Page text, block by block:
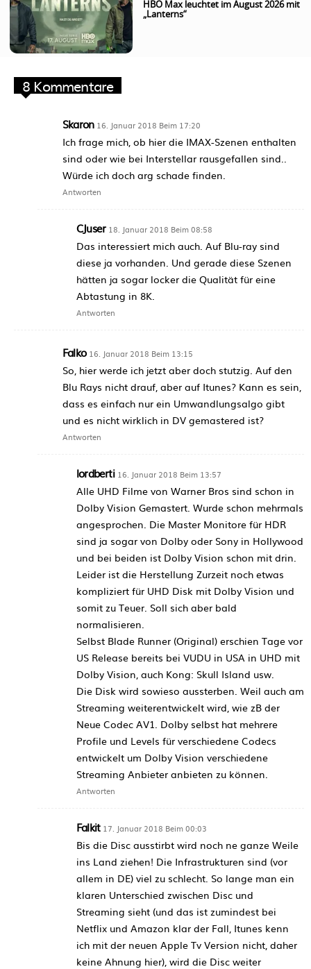
HBO Max leuchtet im August 2026 mit
„Lanterns“
8 Kommentare
Skaron 16. Januar 2018 Beim 17:20
Ich frage mich, ob hier die IMAX-Szenen enthalten
sind oder wie bei Interstellar rausgefallen sind..
Würde ich doch arg schade finden.
Antworten
CJuser 18. Januar 2018 Beim 08:58
Das interessiert mich auch. Auf Blu-ray sind
diese ja vorhanden. Und gerade diese Szenen
hätten ja sogar locker die Qualität für eine
Abtastung in 8K.
Antworten
Falko 16. Januar 2018 Beim 13:15
So, hier werde ich jetzt aber doch stutzig. Auf den
Blu Rays nicht drauf, aber auf Itunes? Kann es sein,
dass es einfach nur ein Umwandlungsalgo gibt
und es nicht wirklich in DV gemastered ist?
Antworten
lordberti 16. Januar 2018 Beim 13:57
Alle UHD Filme von Warner Bros sind schon in
Dolby Vision Gemastert. Wurde schon mehrmals
angesprochen. Die Master Monitore für HDR
sind ja sogar von Dolby oder Sony in Hollywood
und bei beiden ist Dolby Vision schon mit drin.
Leider ist die Herstellung Zurzeit noch etwas
kompliziert für UHD Disk mit Dolby Vision und
somit zu Teuer. Soll sich aber bald
normalisieren.
Selbst Blade Runner (Original) erschien Tage vor
US Release bereits bei VUDU in USA in UHD mit
Dolby Vision, auch Kong: Skull Island usw.
Die Disk wird sowieso aussterben. Weil auch am
Streaming weiterentwickelt wird, wie zB der
Neue Codec AV1. Dolby selbst hat mehrere
Profile und Levels für verschiedene Codecs
entwickelt um Dolby Vision verschiedene
Streaming Anbieter anbieten zu können.
Antworten
Falkit 17. Januar 2018 Beim 00:03
Bis die Disc ausstirbt wird noch ne ganze Weile
ins Land ziehen! Die Infrastrukturen sind (vor
allem in DE) viel zu schlecht. So lange man ein
klaren Unterschied zwischen Disc und
Streaming sieht (und das ist zumindest bei
Netflix und Amazon klar der Fall, Itunes kenn
ich mit der neuen Apple Tv Version nicht, daher
keine Ahnung hier), wird die Disc weiter